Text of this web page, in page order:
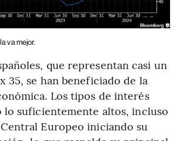
va mejor.
que representan casi un
35, se han beneficiado de la
Los tipos de interés
lo suficientemente altos, incluso
Europeo iniciando su